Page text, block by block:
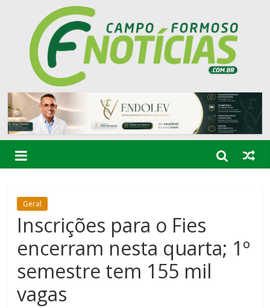
Geral
Inscrições para o Fies
encerram nesta quarta; 1º
semestre tem 155 mil
vagas